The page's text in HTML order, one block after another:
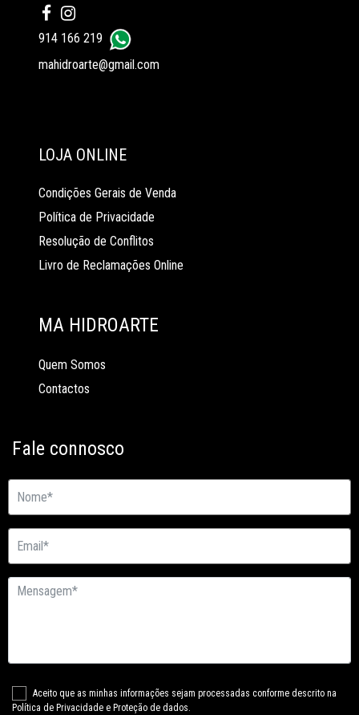
914 166 219
mahidroarte@gmail.com
LOJA ONLINE
Condições Gerais de Venda
Política de Privacidade
Resolução de Conflitos
Livro de Reclamações Online
MA HIDROARTE
Quem Somos
Contactos
Fale connosco
Aceito que as minhas informações sejam processadas conforme descrito na
Política de Privacidade e Proteção de dados.